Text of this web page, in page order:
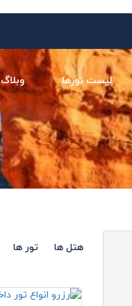
لیست تورها وبلاگ
هتل ها تور ها